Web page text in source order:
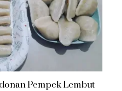
Pempek Lembut